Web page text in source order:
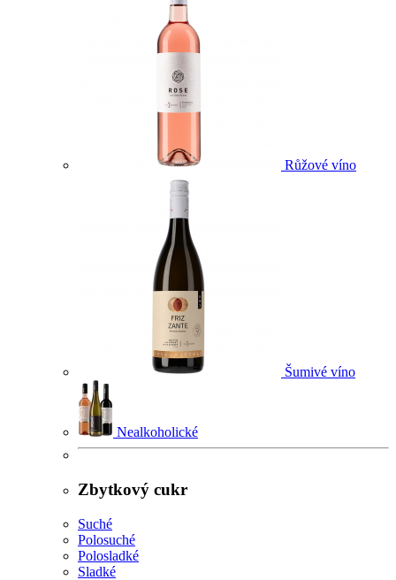
Růžové víno
Šumivé víno
Nealkoholické
Zbytkový cukr
Suché
Polosuché
Polosladké
Sladké